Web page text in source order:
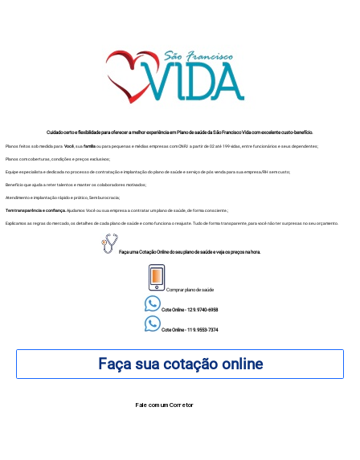
Cuidado certo e flexibilidade para oferecer a melhor experiência em Plano de saúde daSão Francisco Vida com excelente custo-benefício.
Planos feitos sob medida para Você , suafamíliaou para pequenas e médias empresas com CNPJ a partir de 02 até 199 vidas, entre funcionários e seus dependentes;
Planos com coberturas, condições e preços exclusivos;
Equipe especialista e dedicada no processo de contratação e implantação do plano de saúde e serviço de pós venda para sua empresa/RH sem custo;
Benefício que ajuda a reter talentos e manter os colaboradores motivados;
Atendimento e implantação rápido e prático, Sem burocracia;
Tem transparência e confiança.Ajudamos Você ou sua empresa a contratar um plano de saúde, de forma consciente.;
Explicamos as regras do mercado, os detalhes de cada plano de saúde e como funciona o reajuste. Tudo de forma transparente, para você não ter surpresas no seu orçamento.
Faça uma Cotação Online do seu plano de saúde e veja os preços na hora.
Comprar plano de saúde
Cote Online - 12 9.9740-6958
Cote Online - 11 9.9553-7374
Fale com um Corretor
Faça sua cotação online